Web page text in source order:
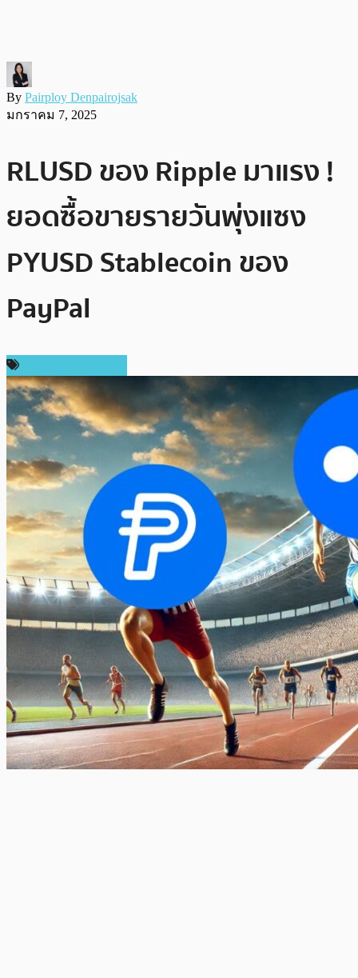
By Pairploy Denpairojsak
มกราคม 7, 2025
RLUSD ของ Ripple มาแรง !
ยอดซื้อขายรายวันพุ่งแซง
PYUSD Stablecoin ของ
PayPal